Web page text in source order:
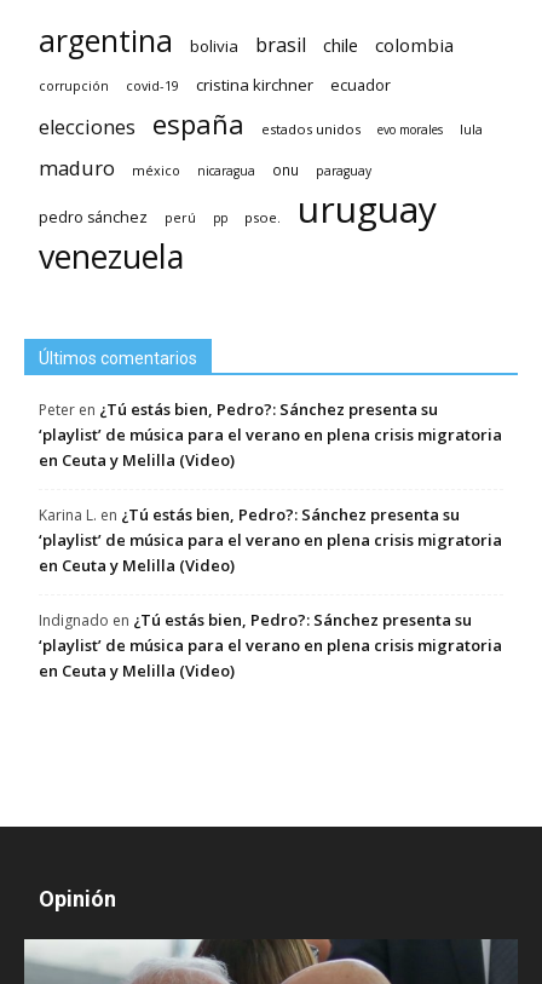
argentina bolivia brasil chile colombia
corrupción covid-19 cristina kirchner ecuador
elecciones españa estados unidos evo morales lula
maduro méxico nicaragua onu paraguay
pedro sánchez perú pp psoe. uruguay
venezuela
Últimos comentarios
Peter en ¿Tú estás bien, Pedro?: Sánchez presenta su
‘playlist’ de música para el verano en plena crisis migratoria
en Ceuta y Melilla (Video)
Karina L. en ¿Tú estás bien, Pedro?: Sánchez presenta su
‘playlist’ de música para el verano en plena crisis migratoria
en Ceuta y Melilla (Video)
Indignado en ¿Tú estás bien, Pedro?: Sánchez presenta su
‘playlist’ de música para el verano en plena crisis migratoria
en Ceuta y Melilla (Video)
Opinión